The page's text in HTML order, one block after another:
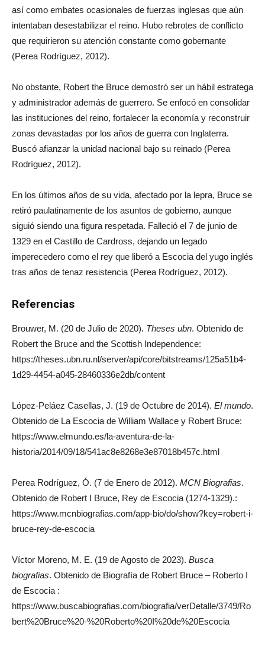
así como embates ocasionales de fuerzas inglesas que aún
intentaban desestabilizar el reino. Hubo rebrotes de conflicto
que requirieron su atención constante como gobernante
(Perea Rodríguez, 2012).
No obstante, Robert the Bruce demostró ser un hábil estratega
y administrador además de guerrero. Se enfocó en consolidar
las instituciones del reino, fortalecer la economía y reconstruir
zonas devastadas por los años de guerra con Inglaterra.
Buscó afianzar la unidad nacional bajo su reinado (Perea
Rodríguez, 2012).
En los últimos años de su vida, afectado por la lepra, Bruce se
retiró paulatinamente de los asuntos de gobierno, aunque
siguió siendo una figura respetada. Falleció el 7 de junio de
1329 en el Castillo de Cardross, dejando un legado
imperecedero como el rey que liberó a Escocia del yugo inglés
tras años de tenaz resistencia (Perea Rodríguez, 2012).
Referencias
Brouwer, M. (20 de Julio de 2020). Theses ubn. Obtenido de
Robert the Bruce and the Scottish Independence:
https://theses.ubn.ru.nl/server/api/core/bitstreams/125a51b4-
1d29-4454-a045-28460336e2db/content
López-Peláez Casellas, J. (19 de Octubre de 2014). El mundo.
Obtenido de La Escocia de William Wallace y Robert Bruce:
https://www.elmundo.es/la-aventura-de-la-
historia/2014/09/18/541ac8e8268e3e87018b457c.html
Perea Rodríguez, Ó. (7 de Enero de 2012). MCN Biografias.
Obtenido de Robert I Bruce, Rey de Escocia (1274-1329).:
https://www.mcnbiografias.com/app-bio/do/show?key=robert-i-
bruce-rey-de-escocia
Víctor Moreno, M. E. (19 de Agosto de 2023). Busca
biografias. Obtenido de Biografía de Robert Bruce – Roberto I
de Escocia :
https://www.buscabiografias.com/biografia/verDetalle/3749/Ro
bert%20Bruce%20-%20Roberto%20I%20de%20Escocia